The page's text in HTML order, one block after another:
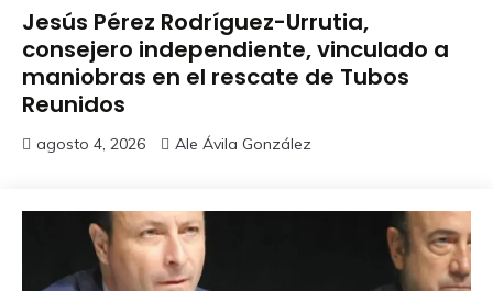
Jesús Pérez Rodríguez-Urrutia,
consejero independiente, vinculado a
maniobras en el rescate de Tubos
Reunidos
agosto 4, 2026 Ale Ávila González